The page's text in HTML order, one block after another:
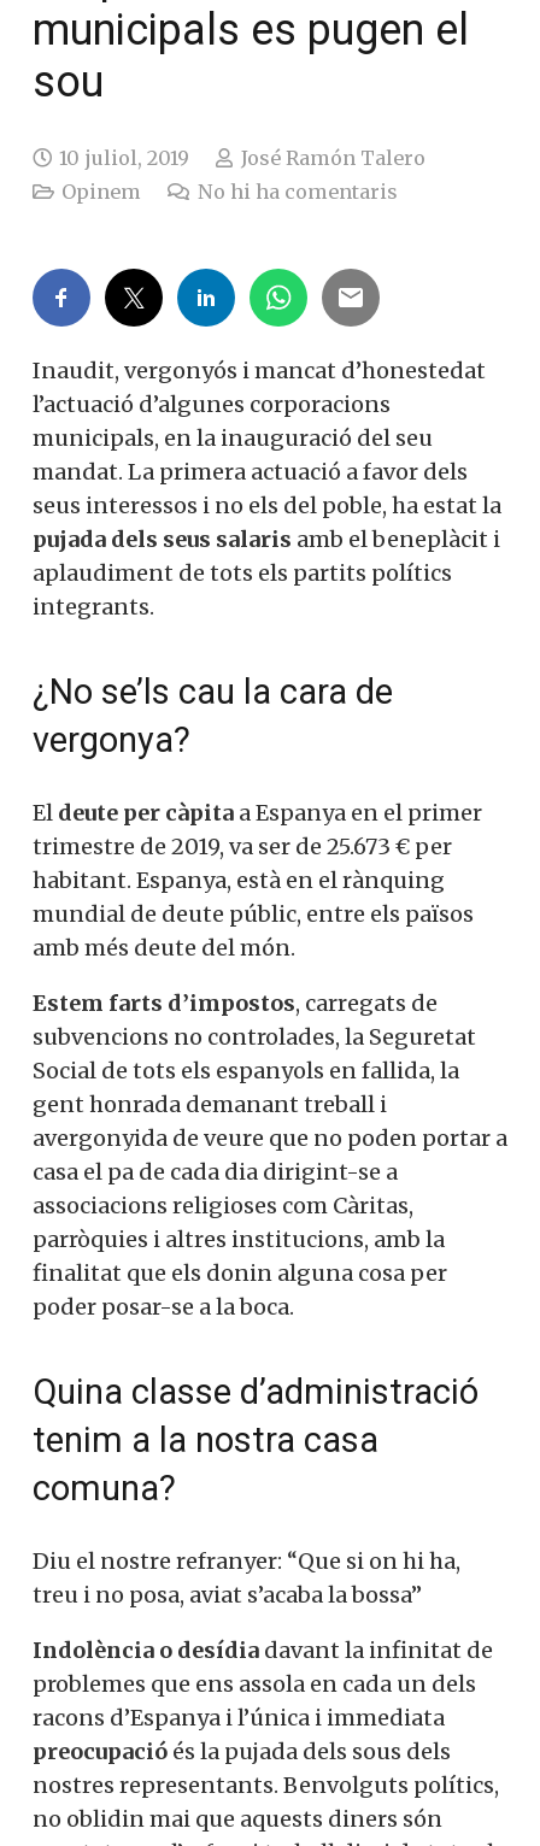
municipals es pugen el
sou
10 juliol, 2019
José Ramón Talero
Opinem
No hi ha comentaris
Inaudit, vergonyós i mancat d’honestedat
l’actuació d’algunes corporacions
municipals, en la inauguració del seu
mandat. La primera actuació a favor dels
seus interessos i no els del poble, ha estat la
pujada dels seus salaris amb el beneplàcit i
aplaudiment de tots els partits polítics
integrants.
¿No se’ls cau la cara de
vergonya?
El deute per càpita a Espanya en el primer
trimestre de 2019, va ser de 25.673 € per
habitant. Espanya, està en el rànquing
mundial de deute públic, entre els països
amb més deute del món.
Estem farts d’impostos, carregats de
subvencions no controlades, la Seguretat
Social de tots els espanyols en fallida, la
gent honrada demanant treball i
avergonyida de veure que no poden portar a
casa el pa de cada dia dirigint-se a
associacions religioses com Càritas,
parròquies i altres institucions, amb la
finalitat que els donin alguna cosa per
poder posar-se a la boca.
Quina classe d’administració
tenim a la nostra casa
comuna?
Diu el nostre refranyer: “Que si on hi ha,
treu i no posa, aviat s’acaba la bossa”
Indolència o desídia davant la infinitat de
problemes que ens assola en cada un dels
racons d’Espanya i l’única i immediata
preocupació és la pujada dels sous dels
nostres representants. Benvolguts polítics,
no oblidin mai que aquests diners són